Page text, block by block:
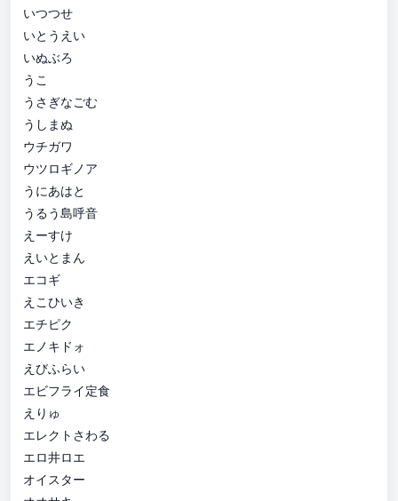
いつつせ
いとうえい
いぬぶろ
うこ
うさぎなごむ
うしまぬ
ウチガワ
ウツロギノア
うにあはと
うるう島呼音
えーすけ
えいとまん
エコギ
えこひいき
エチピク
エノキドォ
えびふらい
エビフライ定食
えりゅ
エレクトさわる
エロ井ロエ
オイスター